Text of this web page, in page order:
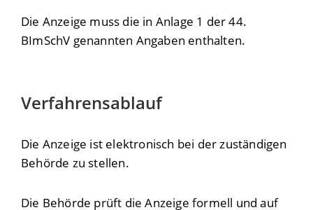
Die Anzeige muss die in Anlage 1 der 44.
BImSchV genannten Angaben enthalten.
Verfahrensablauf
Die Anzeige ist elektronisch bei der zuständigen
Behörde zu stellen.
Die Behörde prüft die Anzeige formell und auf